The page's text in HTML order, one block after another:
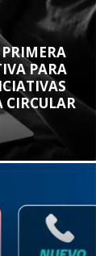
PARA
CIRCULAR